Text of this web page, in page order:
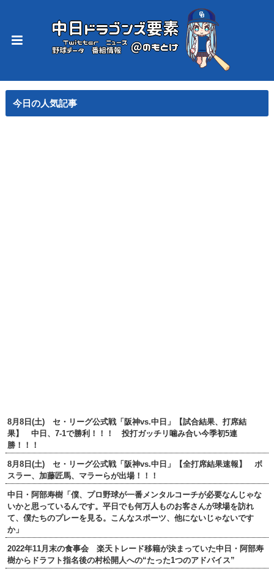
今日の人気記事
8月8日(土) セ・リーグ公式戦「阪神vs.中日」【試合結果、打席結
果】 中日、7-1で勝利！！！ 投打ガッチリ噛み合い今季初5連
勝！！！
8月8日(土) セ・リーグ公式戦「阪神vs.中日」【全打席結果速報】 ボ
スラー、加藤匠馬、マラーらが出場！！！
中日・阿部寿樹「僕、プロ野球が一番メンタルコーチが必要なんじゃな
いかと思っているんです。平日でも何万人ものお客さんが球場を訪れ
て、僕たちのプレーを見る。こんなスポーツ、他にないじゃないです
か」
2022年11月末の食事会 楽天トレード移籍が決まっていた中日・阿部寿
樹からドラフト指名後の村松開人への“たった1つのアドバイス”